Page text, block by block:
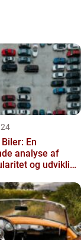
En
analyse af
og udvikling